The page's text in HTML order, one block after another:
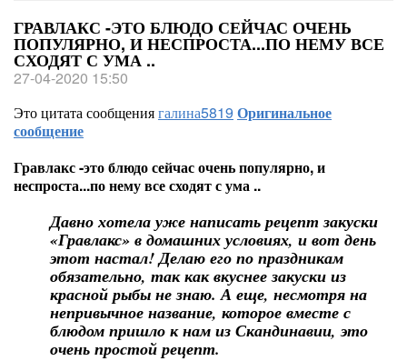
ГРАВЛАКС -ЭТО БЛЮДО СЕЙЧАС ОЧЕНЬ
ПОПУЛЯРНО, И НЕСПРОСТА...ПО НЕМУ ВСЕ
СХОДЯТ С УМА ..
27-04-2020 15:50
Это цитата сообщениягалина5819 Оригинальное
сообщение
Гравлакс -это блюдо сейчас очень популярно, и
неспроста...по нему все сходят с ума ..
Давно хотела уже написать рецепт закуски
«Гравлакс» в домашних условиях, и вот день
этот настал! Делаю его по праздникам
обязательно, так как вкуснее закуски из
красной рыбы не знаю. А еще, несмотря на
непривычное название, которое вместе с
блюдом пришло к нам из Скандинавии, это
очень простой рецепт.